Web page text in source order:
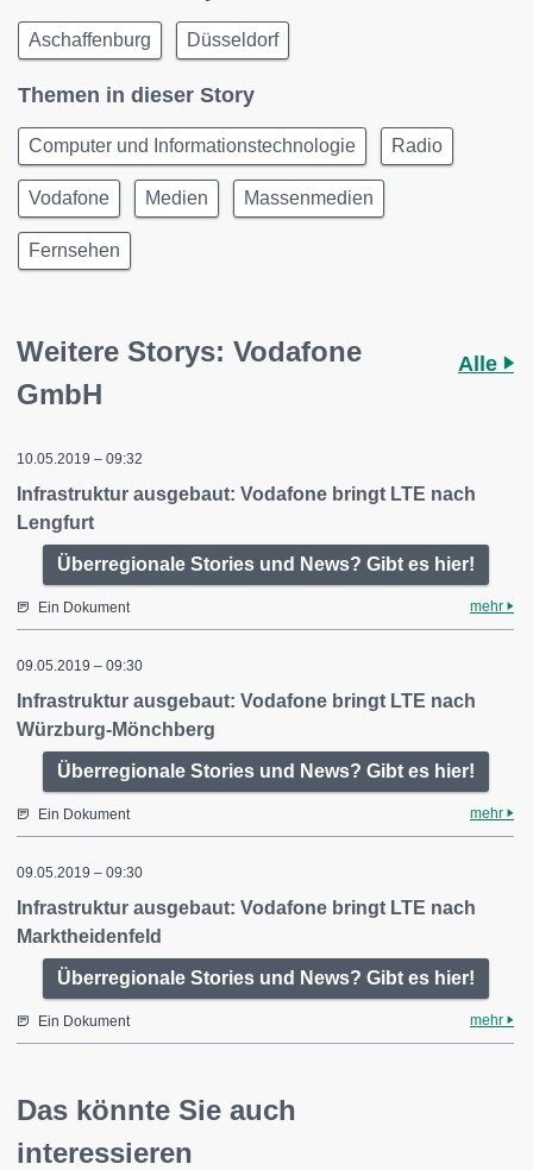
Aschaffenburg Düsseldorf
Themen in dieser Story
Computer und Informationstechnologie Radio
Vodafone Medien Massenmedien
Fernsehen
Weitere Storys: Vodafone
GmbH
Alle
10.05.2019 – 09:32
Infrastruktur ausgebaut: Vodafone bringt LTE nach
Lengfurt
Überregionale Stories und News? Gibt es hier!
Ein Dokument mehr
09.05.2019 – 09:30
Infrastruktur ausgebaut: Vodafone bringt LTE nach
Würzburg-Mönchberg
Überregionale Stories und News? Gibt es hier!
Ein Dokument mehr
09.05.2019 – 09:30
Infrastruktur ausgebaut: Vodafone bringt LTE nach
Marktheidenfeld
Überregionale Stories und News? Gibt es hier!
Ein Dokument mehr
Das könnte Sie auch
interessieren